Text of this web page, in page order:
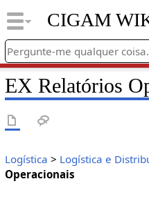
CIGAM
EX Relatórios
Logística > Logística e
Operacionais